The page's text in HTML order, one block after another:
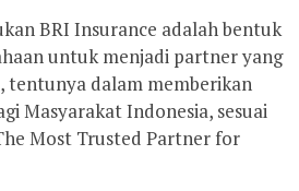
BRI Insurance adalah bentuk
untuk menjadi partner yang
tentunya dalam memberikan
Masyarakat Indonesia, sesuai
Most Trusted Partner for